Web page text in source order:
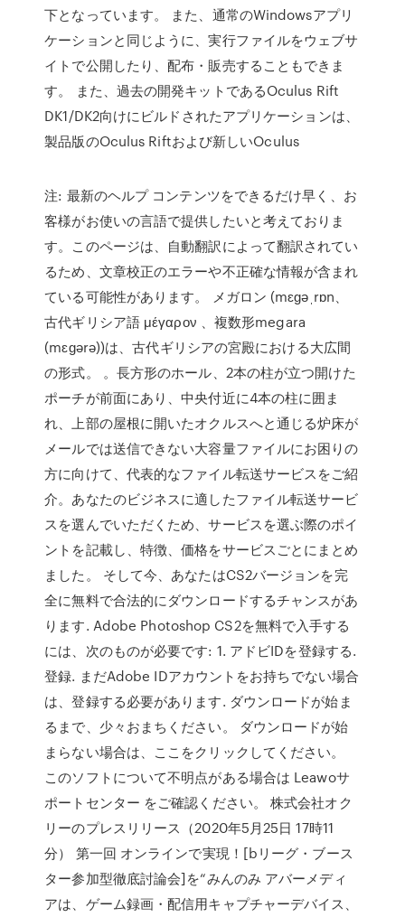
下となっています。 また、通常のWindowsアプリ
ケーションと同じように、実行ファイルをウェブサ
イトで公開したり、配布・販売することもできま
す。 また、過去の開発キットであるOculus Rift
DK1/DK2向けにビルドされたアプリケーションは、
製品版のOculus Riftおよび新しいOculus
注: 最新のヘルプ コンテンツをできるだけ早く、お
客様がお使いの言語で提供したいと考えておりま
す。このページは、自動翻訳によって翻訳されてい
るため、文章校正のエラーや不正確な情報が含まれ
ている可能性があります。 メガロン (mɛɡəˌrɒn、
古代ギリシア語 μέγαρον 、複数形megara
(mɛɡərə))は、古代ギリシアの宮殿における大広間
の形式。 。長方形のホール、2本の柱が立つ開けた
ポーチが前面にあり、中央付近に4本の柱に囲ま
れ、上部の屋根に開いたオクルスへと通じる炉床が
メールでは送信できない大容量ファイルにお困りの
方に向けて、代表的なファイル転送サービスをご紹
介。あなたのビジネスに適したファイル転送サービ
スを選んでいただくため、サービスを選ぶ際のポイ
ントを記載し、特徴、価格をサービスごとにまとめ
ました。 そして今、あなたはCS2バージョンを完
全に無料で合法的にダウンロードするチャンスがあ
ります. Adobe Photoshop CS2を無料で入手する
には、次のものが必要です: 1. アドビIDを登録する.
登録. まだAdobe IDアカウントをお持ちでない場合
は、登録する必要があります. ダウンロードが始ま
るまで、少々おまちください。 ダウンロードが始
まらない場合は、ここをクリックしてください。
このソフトについて不明点がある場合は Leawoサ
ポートセンター をご確認ください。 株式会社オク
リーのプレスリリース（2020年5月25日 17時11
分） 第一回 オンラインで実現！[bリーグ・ブース
ター参加型徹底討論会]を“みんのみ アバーメディ
アは、ゲーム録画・配信用キャプチャーデバイス、